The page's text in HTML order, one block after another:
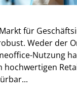
für
Weder der
Nutzung
hochwertigen